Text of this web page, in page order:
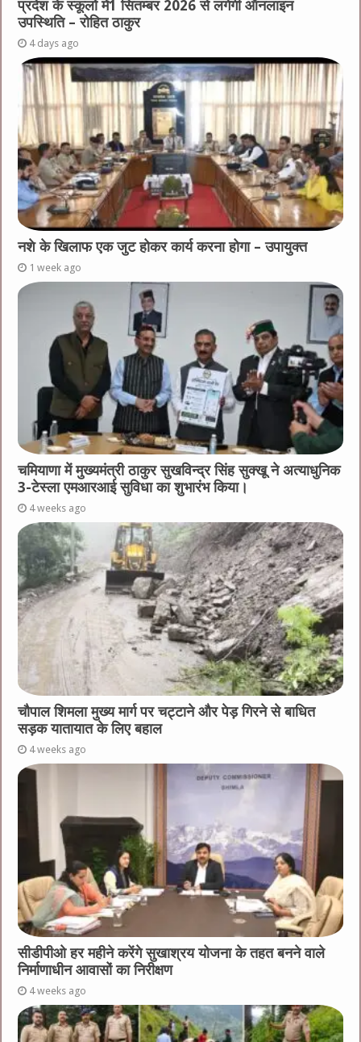
प्रदेश के स्कूलों में1 सितम्बर 2026 से लगेगी ऑनलाइन
उपस्थिति – रोहित ठाकुर
4 days ago
नशे के खिलाफ एक जुट होकर कार्य करना होगा – उपायुक्त
1 week ago
चमियाणा में मुख्यमंत्री ठाकुर सुखविन्द्र सिंह सुक्खू ने अत्याधुनिक
3-टेस्ला एमआरआई सुविधा का शुभारंभ किया।
4 weeks ago
चौपाल शिमला मुख्य मार्ग पर चट्टाने और पेड़ गिरने से बाधित
सड़क यातायात के लिए बहाल
4 weeks ago
सीडीपीओ हर महीने करेंगे सुखाश्रय योजना के तहत बनने वाले
निर्माणाधीन आवासों का निरीक्षण
4 weeks ago